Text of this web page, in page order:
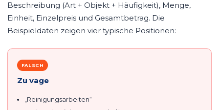
Beschreibung (Art + Objekt + Häufigkeit), Menge,
Einheit, Einzelpreis und Gesamtbetrag. Die
Beispieldaten zeigen vier typische Positionen:
FALSCH
Zu vage
„Reinigungsarbeiten“